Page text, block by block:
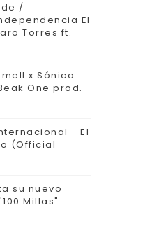
/
El
Torres ft.
x Sónico
One prod.
- El
(Official
su nuevo
Millas"